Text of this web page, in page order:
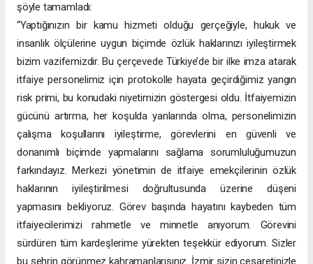
şöyle tamamladı:
“Yaptığınızın bir kamu hizmeti olduğu gerçeğiyle, hukuk ve
insanlık ölçülerine uygun biçimde özlük haklarınızı iyileştirmek
bizim vazifemizdir. Bu çerçevede Türkiye’de bir ilke imza atarak
itfaiye personelimiz için protokolle hayata geçirdiğimiz yangın
risk primi, bu konudaki niyetimizin göstergesi oldu. İtfaiyemizin
gücünü artırma, her koşulda yanlarında olma, personelimizin
çalışma koşullarını iyileştirme, görevlerini en güvenli ve
donanımlı biçimde yapmalarını sağlama sorumluluğumuzun
farkındayız. Merkezi yönetimin de itfaiye emekçilerinin özlük
haklarının iyileştirilmesi doğrultusunda üzerine düşeni
yapmasını bekliyoruz. Görev başında hayatını kaybeden tüm
itfaiyecilerimizi rahmetle ve minnetle anıyorum. Görevini
sürdüren tüm kardeşlerime yürekten teşekkür ediyorum. Sizler
bu şehrin görünmez kahramanlarısınız. İzmir sizin cesaretinizle